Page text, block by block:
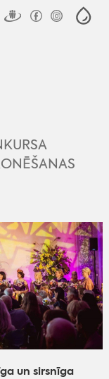
un sirsnīga